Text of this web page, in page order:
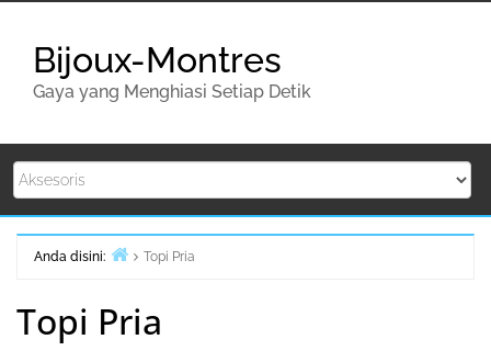
kontenBijoux-Montres
Gaya yang Menghiasi Setiap Detik
Anda disini:
Topi Pria
Topi Pria